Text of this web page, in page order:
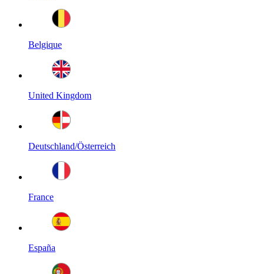
Belgique
United Kingdom
Deutschland/Österreich
France
España